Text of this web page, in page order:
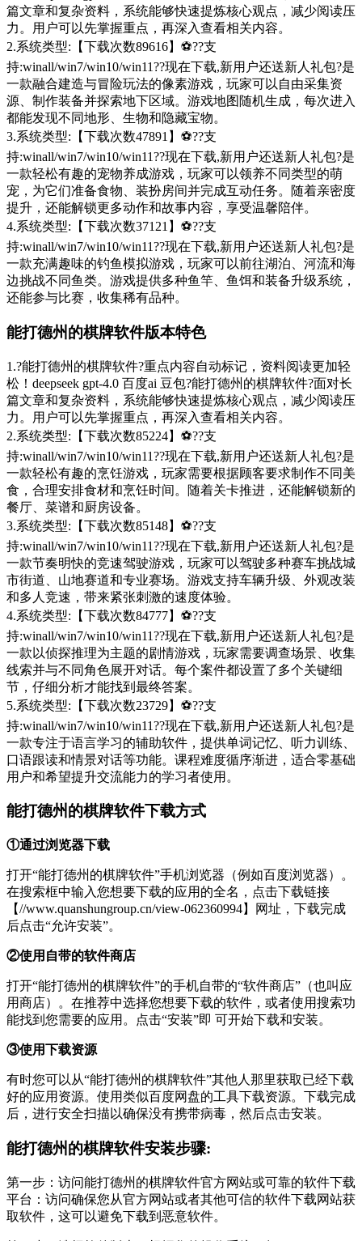
篇文章和复杂资料，系统能够快速提炼核心观点，减少阅读压
力。用户可以先掌握重点，再深入查看相关内容。
2.系统类型:【下载次数89616】⚽??支
持:winall/win7/win10/win11??现在下载,新用户还送新人礼包?是
一款融合建造与冒险玩法的像素游戏，玩家可以自由采集资
源、制作装备并探索地下区域。游戏地图随机生成，每次进入
都能发现不同地形、生物和隐藏宝物。
3.系统类型:【下载次数47891】⚽??支
持:winall/win7/win10/win11??现在下载,新用户还送新人礼包?是
一款轻松有趣的宠物养成游戏，玩家可以领养不同类型的萌
宠，为它们准备食物、装扮房间并完成互动任务。随着亲密度
提升，还能解锁更多动作和故事内容，享受温馨陪伴。
4.系统类型:【下载次数37121】⚽??支
持:winall/win7/win10/win11??现在下载,新用户还送新人礼包?是
一款充满趣味的钓鱼模拟游戏，玩家可以前往湖泊、河流和海
边挑战不同鱼类。游戏提供多种鱼竿、鱼饵和装备升级系统，
还能参与比赛，收集稀有品种。
能打德州的棋牌软件版本特色
1.?能打德州的棋牌软件?重点内容自动标记，资料阅读更加轻
松！deepseek gpt-4.0 百度ai 豆包?能打德州的棋牌软件?面对长
篇文章和复杂资料，系统能够快速提炼核心观点，减少阅读压
力。用户可以先掌握重点，再深入查看相关内容。
2.系统类型:【下载次数85224】⚽??支
持:winall/win7/win10/win11??现在下载,新用户还送新人礼包?是
一款轻松有趣的烹饪游戏，玩家需要根据顾客要求制作不同美
食，合理安排食材和烹饪时间。随着关卡推进，还能解锁新的
餐厅、菜谱和厨房设备。
3.系统类型:【下载次数85148】⚽??支
持:winall/win7/win10/win11??现在下载,新用户还送新人礼包?是
一款节奏明快的竞速驾驶游戏，玩家可以驾驶多种赛车挑战城
市街道、山地赛道和专业赛场。游戏支持车辆升级、外观改装
和多人竞速，带来紧张刺激的速度体验。
4.系统类型:【下载次数84777】⚽??支
持:winall/win7/win10/win11??现在下载,新用户还送新人礼包?是
一款以侦探推理为主题的剧情游戏，玩家需要调查场景、收集
线索并与不同角色展开对话。每个案件都设置了多个关键细
节，仔细分析才能找到最终答案。
5.系统类型:【下载次数23729】⚽??支
持:winall/win7/win10/win11??现在下载,新用户还送新人礼包?是
一款专注于语言学习的辅助软件，提供单词记忆、听力训练、
口语跟读和情景对话等功能。课程难度循序渐进，适合零基础
用户和希望提升交流能力的学习者使用。
能打德州的棋牌软件下载方式
①通过浏览器下载
打开“能打德州的棋牌软件”手机浏览器（例如百度浏览器）。
在搜索框中输入您想要下载的应用的全名，点击下载链接
【//www.quanshungroup.cn/view-062360994】网址，下载完成
后点击“允许安装”。
②使用自带的软件商店
打开“能打德州的棋牌软件”的手机自带的“软件商店”（也叫应
用商店）。在推荐中选择您想要下载的软件，或者使用搜索功
能找到您需要的应用。点击“安装”即 可开始下载和安装。
③使用下载资源
有时您可以从“能打德州的棋牌软件”其他人那里获取已经下载
好的应用资源。使用类似百度网盘的工具下载资源。下载完成
后，进行安全扫描以确保没有携带病毒，然后点击安装。
能打德州的棋牌软件安装步骤:
第一步：访问能打德州的棋牌软件官方网站或可靠的软件下载
平台：访问确保您从官方网站或者其他可信的软件下载网站获
取软件，这可以避免下载到恶意软件。